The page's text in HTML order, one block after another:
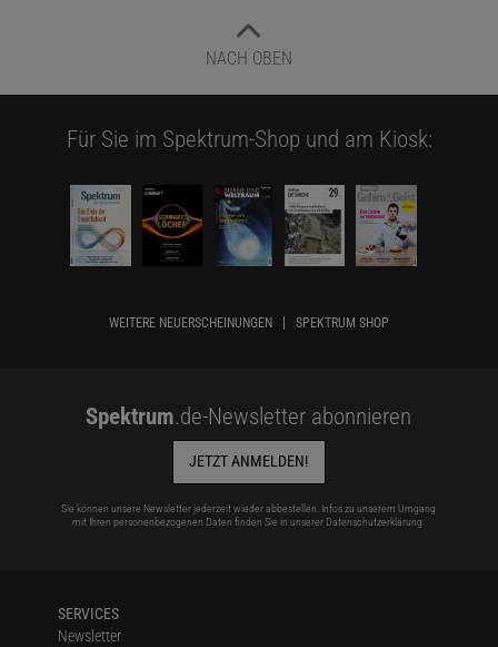
NACH OBEN
Für Sie im Spektrum-Shop und am Kiosk:
WEITERE NEUERSCHEINUNGEN SPEKTRUM SHOP
Spektrum.de-Newsletter abonnieren
JETZT ANMELDEN!
Sie können unsere Newsletter jederzeit wieder abbestellen. Infos zu unserem Umgang
mit Ihren personenbezogenen Daten finden Sie in unserer Datenschutzerklärung
SERVICES
Newsletter